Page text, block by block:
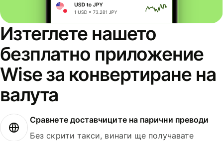
Изтеглете нашето
безплатно приложение
Wise за конвертиране на
валута
Сравнете доставчиците на парични преводи
Без скрити такси, винаги ще получавате